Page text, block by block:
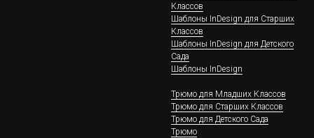
Классов
Шаблоны InDesign для Старших
Классов
Шаблоны InDesign для Детского
Сада
Шаблоны InDesign
Трюмо для Младших Классов
Трюмо для Старших Классов
Трюмо для Детского Сада
Трюмо